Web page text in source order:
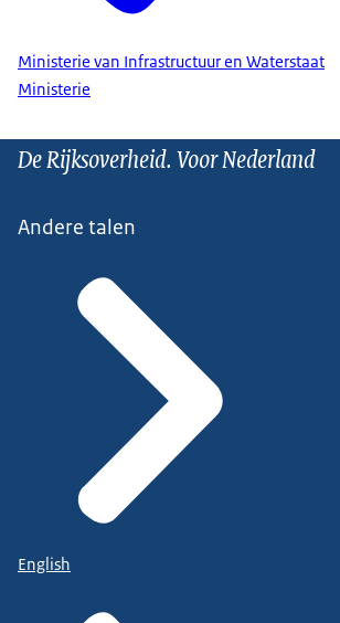
Ministerie van Infrastructuur en Waterstaat
Ministerie
De Rijksoverheid. Voor Nederland
Andere talen
English